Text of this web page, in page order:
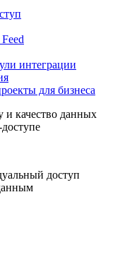
7-дневный
базу данных
для бизнеса
качество данных
доступ